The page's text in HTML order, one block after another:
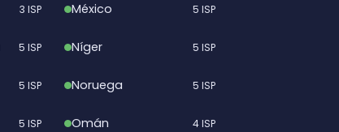
3 ISP México 5 ISP
5 ISP Níger 5 ISP
5 ISP Noruega 5 ISP
5 ISP Omán 4 ISP